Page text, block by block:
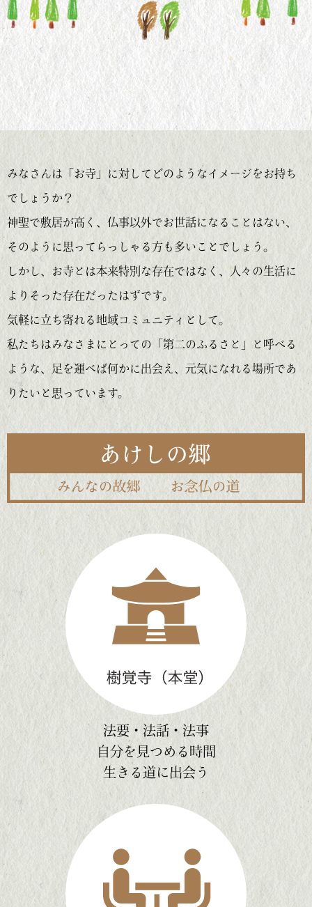
みなさんは「お寺」に対してどのようなイメージをお持ち
でしょうか？
神聖で敷居が高く、仏事以外でお世話になることはない、
そのように思ってらっしゃる方も多いことでしょう。
しかし、お寺とは本来特別な存在ではなく、人々の生活に
よりそった存在だったはずです。
気軽に立ち寄れる地域コミュニティとして。
私たちはみなさまにとっての「第二のふるさと」と呼べる
ような、足を運べば何かに出会え、元気になれる場所であ
りたいと思っています。
法要・法話・法事
自分を見つめる時間
生きる道に出会う